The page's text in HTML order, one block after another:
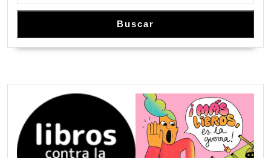
Buscar